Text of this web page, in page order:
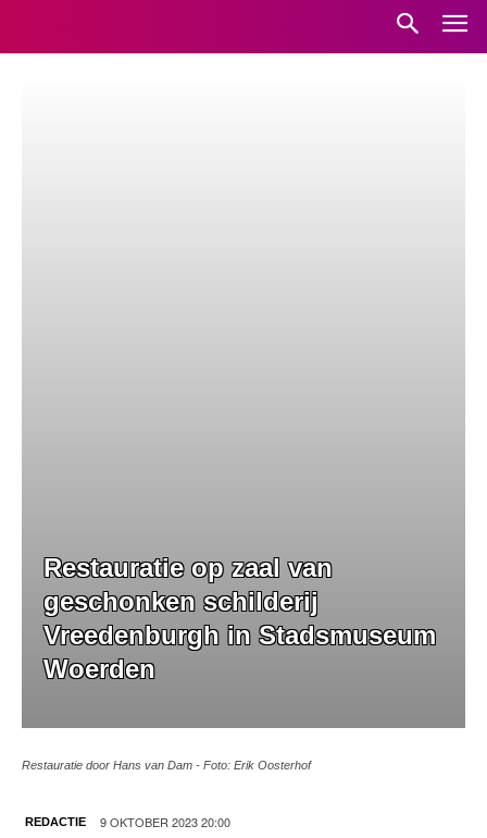
Restauratie op zaal van
geschonken schilderij
Vreedenburgh in Stadsmuseum
Woerden
Restauratie door Hans van Dam - Foto: Erik Oosterhof
REDACTIE 9 OKTOBER 2023 20:00